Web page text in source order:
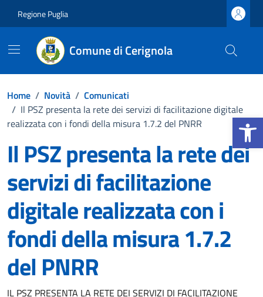
Apri la
Regione Puglia
Comune di Cerignola
Home / Novità / Comunicati
/ Il PSZ presenta la rete dei servizi di facilitazione digitale
realizzata con i fondi della misura 1.7.2 del PNRR
Il PSZ presenta la rete dei
servizi di facilitazione
digitale realizzata con i
fondi della misura 1.7.2
del PNRR
IL PSZ PRESENTA LA RETE DEI SERVIZI DI FACILITAZIONE